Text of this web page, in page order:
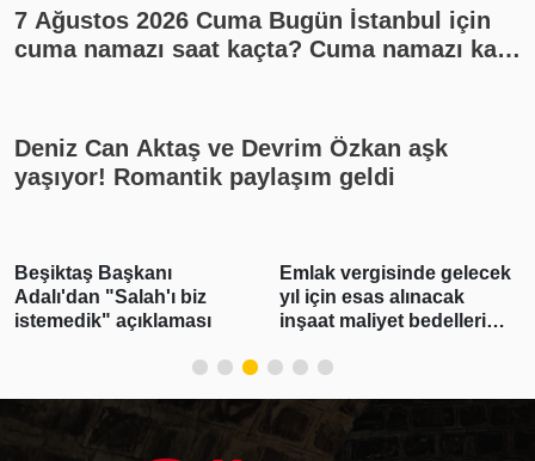
7 Ağustos 2026 Cuma Bugün İstanbul için
cuma namazı saat kaçta? Cuma namazı kaç
Deniz Can Aktaş ve Devrim Özkan aşk
yaşıyor! Romantik paylaşım geldi
Beşiktaş Başkanı
Adalı'dan "Salah'ı biz
istemedik" açıklaması
Emlak vergisinde gelecek
yıl için esas alınacak
inşaat maliyet bedelleri